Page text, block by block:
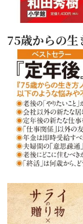
75歳からの生